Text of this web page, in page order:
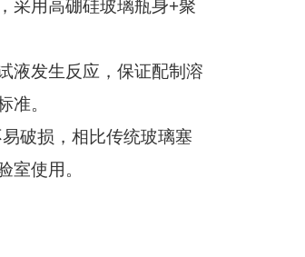
采用高硼硅玻璃瓶身+聚
液发生反应，保证配制溶
准。
破损，相比传统玻璃塞
室使用。